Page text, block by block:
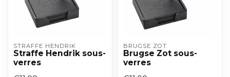
STRAFFE HENDRIK
Straffe Hendrik sous-
verres
BRUGSE ZOT
Brugse Zot sous-
verres